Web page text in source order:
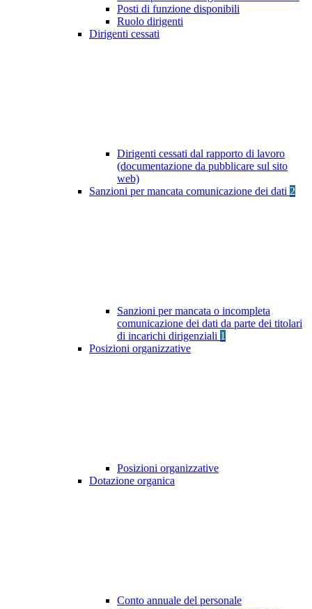
Posti di funzione disponibili
Ruolo dirigenti
Dirigenti cessati
Dirigenti cessati dal rapporto di lavoro
(documentazione da pubblicare sul sito
web)
Sanzioni per mancata comunicazione dei dati 2
Sanzioni per mancata o incompleta
comunicazione dei dati da parte dei titolari
di incarichi dirigenziali 1
Posizioni organizzative
Posizioni organizzative
Dotazione organica
Conto annuale del personale